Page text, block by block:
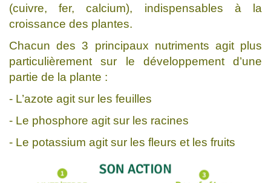
(cuivre, fer, calcium), indispensables à la
croissance des plantes.
Chacun des 3 principaux nutriments agit plus
particulièrement sur le développement d’une
partie de la plante :
- L’azote agit sur les feuilles
- Le phosphore agit sur les racines
- Le potassium agit sur les fleurs et les fruits